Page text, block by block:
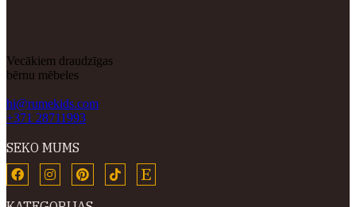
Vecākiem draudzīgas
bērnu mēbeles
hi@rumekids.com
+371 28711993
SEKO MUMS